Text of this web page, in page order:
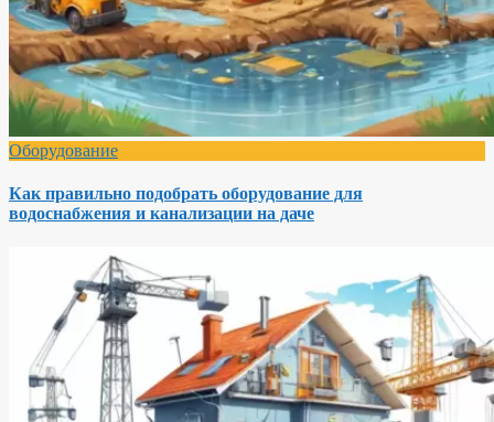
Оборудование
Как правильно подобрать оборудование для
водоснабжения и канализации на даче